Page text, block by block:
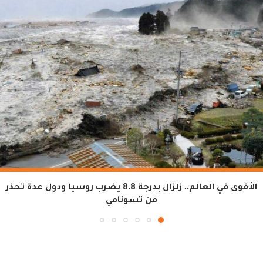
الأقوى في العالم.. زلزال بدرجة 8.8 يضرب روسيا ودول عدة تحذر
من تسونامي